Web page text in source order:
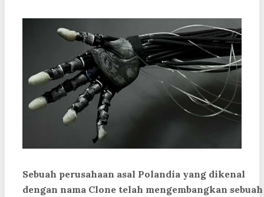
Sebuah perusahaan asal Polandia yang dikenal
dengan nama Clone telah mengembangkan sebuah